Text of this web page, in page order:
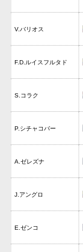
V.バリオス
F.D.ルイスフルタド
S.コラク
P.シチャコバー
A.ゼレズナ
J.アングロ
E.ゼンコ